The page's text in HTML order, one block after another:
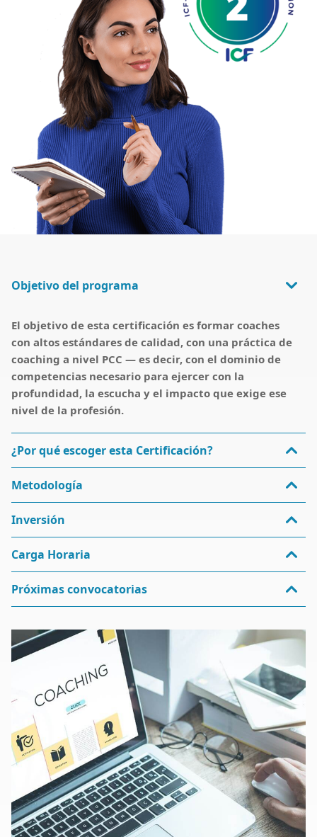
Objetivo del programa
El objetivo de esta certificación es formar coaches
con altos estándares de calidad, con una práctica de
coaching a nivel PCC — es decir, con el dominio de
competencias necesario para ejercer con la
profundidad, la escucha y el impacto que exige ese
nivel de la profesión.
¿Por qué escoger esta Certificación?
Metodología
Inversión
Carga Horaria
Próximas convocatorias